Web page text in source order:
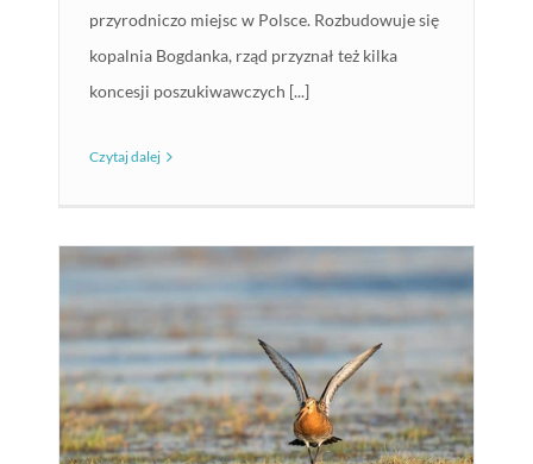
przyrodniczo miejsc w Polsce. Rozbudowuje się
kopalnia Bogdanka, rząd przyznał też kilka
koncesji poszukiwawczych [...]
Czytaj dalej